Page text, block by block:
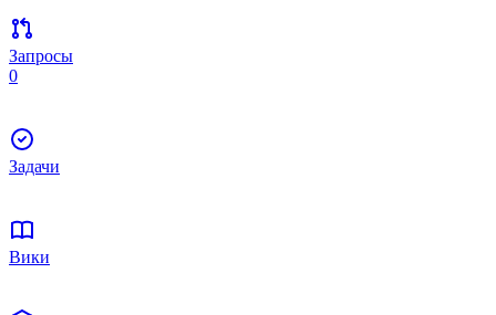
Запросы
0
Задачи
Вики